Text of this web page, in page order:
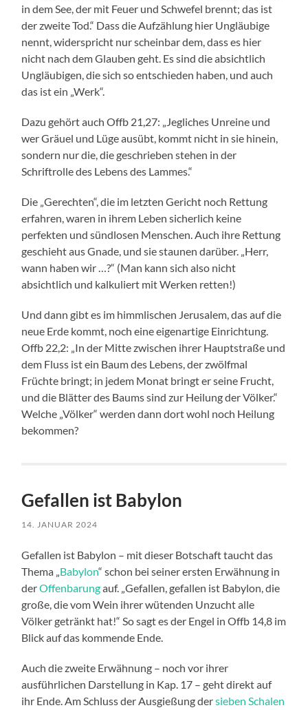
in dem See, der mit Feuer und Schwefel brennt; das ist
der zweite Tod.“ Dass die Aufzählung hier Ungläubige
nennt, widerspricht nur scheinbar dem, dass es hier
nicht nach dem Glauben geht. Es sind die absichtlich
Ungläubigen, die sich so entschieden haben, und auch
das ist ein „Werk“.
Dazu gehört auch Offb 21,27: „Jegliches Unreine und
wer Gräuel und Lüge ausübt, kommt nicht in sie hinein,
sondern nur die, die geschrieben stehen in der
Schriftrolle des Lebens des Lammes.“
Die „Gerechten“, die im letzten Gericht noch Rettung
erfahren, waren in ihrem Leben sicherlich keine
perfekten und sündlosen Menschen. Auch ihre Rettung
geschieht aus Gnade, und sie staunen darüber. „Herr,
wann haben wir …?“ (Man kann sich also nicht
absichtlich und kalkuliert mit Werken retten!)
Und dann gibt es im himmlischen Jerusalem, das auf die
neue Erde kommt, noch eine eigenartige Einrichtung.
Offb 22,2: „In der Mitte zwischen ihrer Hauptstraße und
dem Fluss ist ein Baum des Lebens, der zwölfmal
Früchte bringt; in jedem Monat bringt er seine Frucht,
und die Blätter des Baums sind zur Heilung der Völker.“
Welche „Völker“ werden dann dort wohl noch Heilung
bekommen?
Gefallen ist Babylon
14. JANUAR 2024
Gefallen ist Babylon – mit dieser Botschaft taucht das
Thema „Babylon“ schon bei seiner ersten Erwähnung in
derOffenbarungauf. „Gefallen, gefallen ist Babylon, die
große, die vom Wein ihrer wütenden Unzucht alle
Völker getränkt hat!“ So sagt es der Engel in Offb 14,8 im
Blick auf das kommende Ende.
Auch die zweite Erwähnung – noch vor ihrer
ausführlichen Darstellung in Kap. 17 – geht direkt auf
ihr Ende. Am Schluss der Ausgießung dersieben Schalen